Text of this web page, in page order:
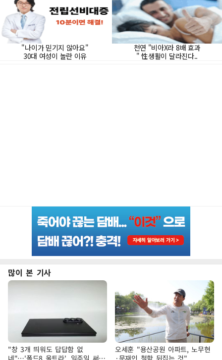
많이 본 기사
"창 3개 띄워도 답답함 없
네"…'폴드8 울트라', 일주일 써보
오세훈 "용산공원 아파트, 노무현
·문재인 철학 뒤집는 것"